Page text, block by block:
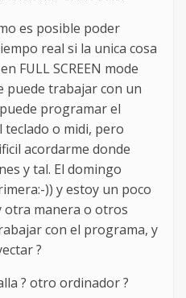
es posible poder
real si la unica cosa
FULL SCREEN mode
puede trabajar con un
programar el
teclado o midi, pero
acordarme donde
y tal. El domingo
)) y estoy un poco
otra manera o otros
con el programa, y
?
? otro ordinador ?